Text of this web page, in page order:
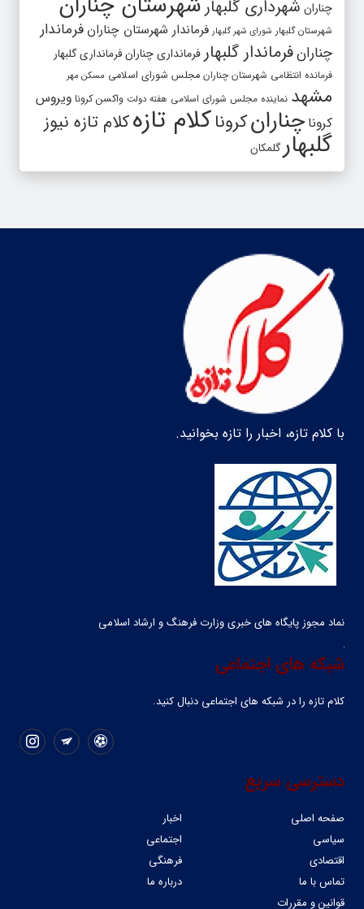
چناران شهرداری گلبهار
شهرستان گلبهار شورای شهر گلبهار فرماندار شهرستان چناران فرماندار
چنارانفرماندار گلبهار فرمانداری چنارانفرمانداری گلبهار
فرمانده انتظامی شهرستان چناران مجلس شورای اسلامی مسکن مهر
مشهد نماینده مجلس شورای اسلامی هفته دولت واکسن کرونا ویروس
کرونا چنارانکروناکلام تازهکلام تازه نیوز
گلبهارگلمکان
با کلام تازه، اخبار را تازه بخوانید.
نماد مجوز پایگاه های خبری وزارت فرهنگ و ارشاد اسلامی
شبکه های اجتماعی
کلام تازه را در شبکه ‌های اجتماعی دنبال کنید.
دسترسی سریع
صفحه اصلی
اخبار
سیاسی
اجتماعی
اقتصادی
فرهنگی
تماس با ما
درباره ما
قوانین و مقررات